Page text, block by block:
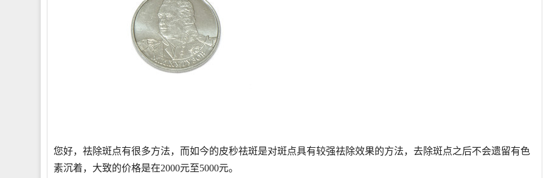
您好，祛除斑点有很多方法，而如今的皮秒祛斑是对斑点具有较强祛除效果的方法，去除斑点之后不会遗留有色
素沉着，大致的价格是在2000元至5000元。